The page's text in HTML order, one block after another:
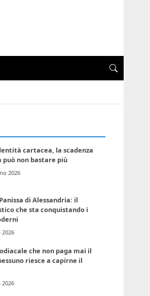
cartacea, la scadenza
può non bastare più
2026
di Alessandria: il
che sta conquistando i
2026
che non paga mai il
riesce a capirne il
2026